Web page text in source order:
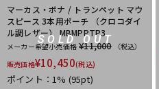
SOLD OUT
マーカス・ボナ / トランペット マウ
スピース 3本用ポーチ （クロコダイ
ル調レザー） MBMPPTP3
メーカー希望小売価格 ¥11,000
（税込）
販売価格¥10,450(税込)
ポイント：1% (95pt)